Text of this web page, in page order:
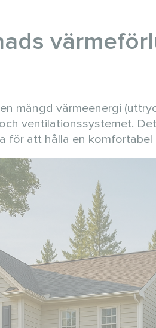
mängd värmeenergi
ventilationssystemet.
för att hålla en